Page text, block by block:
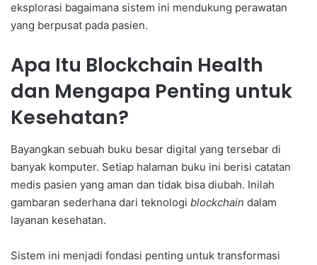
eksplorasi bagaimana sistem ini mendukung perawatan
yang berpusat pada pasien.
Apa Itu Blockchain Health
dan Mengapa Penting untuk
Kesehatan?
Bayangkan sebuah buku besar digital yang tersebar di
banyak komputer. Setiap halaman buku ini berisi catatan
medis pasien yang aman dan tidak bisa diubah. Inilah
gambaran sederhana dari teknologi blockchain dalam
layanan kesehatan.
Sistem ini menjadi fondasi penting untuk transformasi